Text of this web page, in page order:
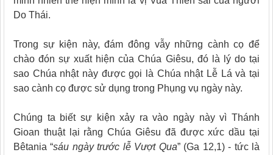
Do Thái.
Trong sự kiện này, đám đông vẫy những cành cọ để
chào đón sự xuất hiện của Chúa Giêsu, đó là lý do tại
sao Chúa nhật này được gọi là Chúa nhật Lễ Lá và tại
sao cành cọ được sử dụng trong Phụng vụ ngày này.
Chúng ta biết sự kiện xảy ra vào ngày này vì Thánh
Gioan thuật lại rằng Chúa Giêsu đã được xức dầu tại
Bêtania “sáu ngày trước lễ Vượt Qua” (Ga 12,1) - tức là